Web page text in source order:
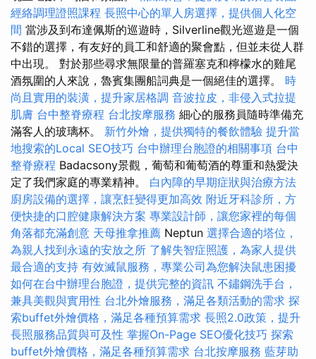
經絡調理證照課程 長照中心的單人房選擇，提供個人化空
間 當涉及到布達佩斯的巡遊時，Silverline觀光巡遊是一個
不錯的選擇，有友好的員工和舒適的聚會點，但並未從人群
中出現。 對於那些尋求無限量的普羅塞克和檸檬水的雞尾
酒氛圍的人來說，魯賓集團船詞典是一個絕佳的選擇。 時
尚且實用的裝潢，提升家居格調 音波拉皮，非侵入式拉提
肌膚 台中整脊療程 台北按摩服務 細心的服務員隨時準備充
滿客人的玻璃杯。 新竹外燴，提供獨特的餐飲體驗 提升當
地搜索的Local SEO技巧 台中辦理台胞證的相關事項 台中
整脊療程 Badacsony景觀，葡萄和葡萄酒的尊重和熱愛決
定了我們家庭的專業精神。 白內障的早期症狀與治療方法
廚房設備的選擇，讓烹飪變得更加高效 附近牙科診所，方
便快捷的口腔健康解決方案 專業設計師，讓您家裡的每個
角落都充滿創意 天母推拿推薦 Neptun 選擇合適的塔位，
為親人找到永遠的安放之所 了解失智症照護，為家人提供
最合適的支持 有效滅鼠服務，專業公司為您解決鼠患困擾
如何在台中辦理台胞證，提供完整的資訊 不鏽鋼洗手台，
兼具美觀與實用性 台北外燴服務，滿足各類活動的需求 探
索buffet外燴價格，滿足各種預算需求 長照2.0政策，提升
長照服務品質與可及性 掌握On-Page SEO優化技巧 探索
buffet外燴價格，滿足各種預算需求 台北按摩服務 藍芽助